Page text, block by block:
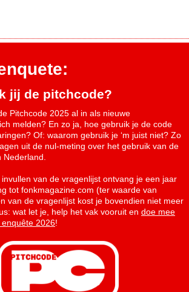
jij de pitchcode?
Pitchcode 2025 al in als nieuwe
melden? En zo ja, hoe gebruik je de code
Of: waarom gebruik je ‘m juist niet? Zo
uit de nul-meting over het gebruik van de
van de vragenlijst ontvang je een jaar
tot fonkmagazine.com (ter waarde van
van de vragenlijst kost je bovendien niet meer
wat let je, help het vak vooruit en doe mee
2026!